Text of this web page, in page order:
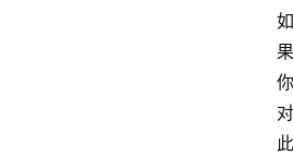
如
果
你
对
此